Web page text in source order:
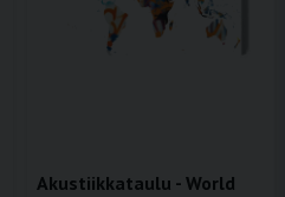
Akustiikkataulu - World